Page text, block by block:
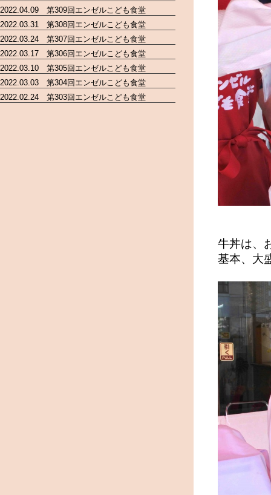
牛丼は、
基本、大
2022.04.09 第309回エンゼルこども食堂
2022.03.31 第308回エンゼルこども食堂
2022.03.24 第307回エンゼルこども食堂
2022.03.17 第306回エンゼルこども食堂
2022.03.10 第305回エンゼルこども食堂
2022.03.03 第304回エンゼルこども食堂
2022.02.24 第303回エンゼルこども食堂